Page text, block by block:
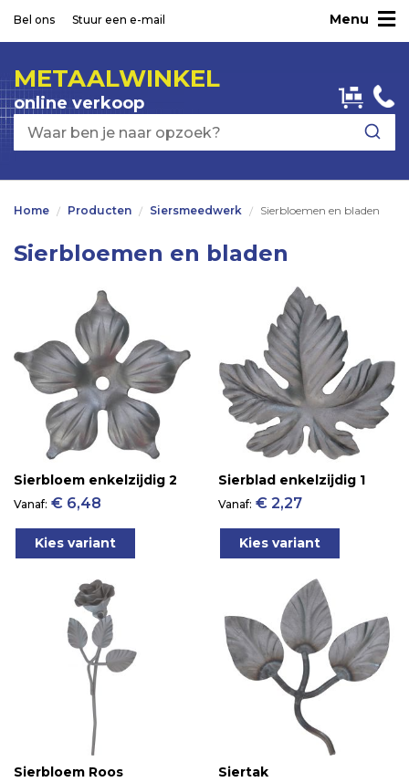
Bel ons Stuur een e-mail
naar
inhoud
Menu
METAALWINKEL
online verkoop
Home Producten Siersmeedwerk Sierbloemen en bladen
Sierbloemen en bladen
Sierbloem enkelzijdig 2
Vanaf € 6,48
Kies variant
Sierblad enkelzijdig 1
Vanaf € 2,27
Kies variant
Sierbloem Roos Siertak